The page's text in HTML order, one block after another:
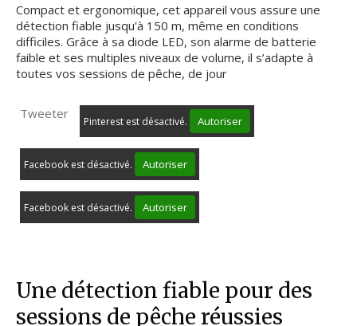
Compact et ergonomique, cet appareil vous assure une
détection fiable jusqu'à 150 m, même en conditions
difficiles. Grâce à sa diode LED, son alarme de batterie
faible et ses multiples niveaux de volume, il s’adapte à
toutes vos sessions de pêche, de jour
Tweeter
Pinterest est désactivé. Autoriser
Facebook est désactivé. Autoriser
Facebook est désactivé. Autoriser
Une détection fiable pour des
sessions de pêche réussies